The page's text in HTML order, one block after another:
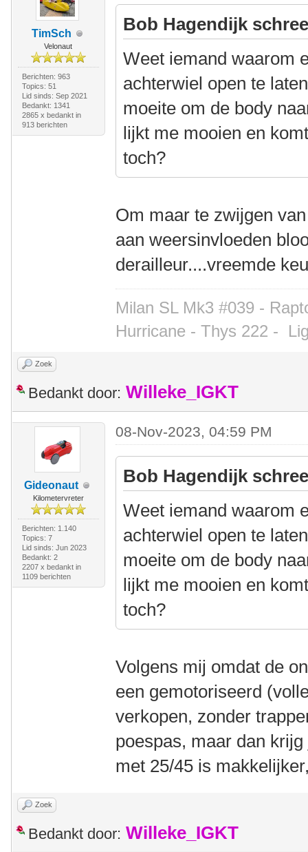
TimSch
Velonaut
Berichten: 963
Topics: 51
Lid sinds: Sep 2021
Bedankt: 1341
2865 x bedankt in
913 berichten
Bob Hagendijk
Weet iemand waarom
achterwiel open te
moeite om de body
lijkt me mooien en
toch?
Om maar te zwijgen
aan weersinvloeden
derailleur....vreemde
Milan SL Mk3 #039 -
Hurricane - Thys 222 -
Zoek
Bedankt door: Willeke_IGKT
Gideonaut
Kilometervreter
Berichten: 1.140
Topics: 7
Lid sinds: Jun 2023
Bedankt: 2
2207 x bedankt in
1109 berichten
08-Nov-2023, 04:59 PM
Bob Hagendijk
Weet iemand waarom
achterwiel open te
moeite om de body
lijkt me mooien en
toch?
Volgens mij omdat de
een gemotoriseerd
verkopen, zonder
poespas, maar dan
met 25/45 is
Zoek
Bedankt door: Willeke_IGKT